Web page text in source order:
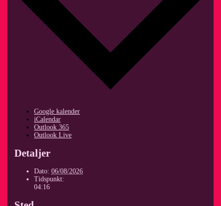
Google kalender
iCalendar
Outlook 365
Outlook Live
Detaljer
Dato: 06/08/2026
Tidspunkt:
04:16